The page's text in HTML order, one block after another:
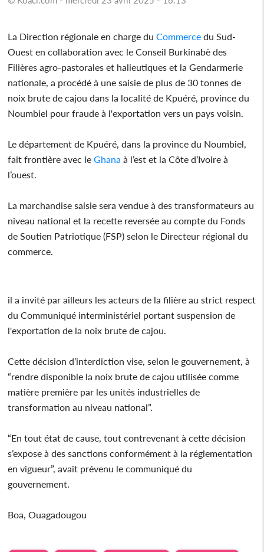
La Direction régionale en charge duCommerce du Sud-
Ouest en collaboration avec le Conseil Burkinabè des
Filières agro-pastorales et halieutiques et la Gendarmerie
nationale, a procédé à une saisie de plus de 30 tonnes de
noix brute de cajou dans la localité de Kpuéré, province du
Noumbiel pour fraude à l'exportation vers un pays voisin.
Le département de Kpuéré, dans la province du Noumbiel,
fait frontière avec leGhana à l’est et la Côte d’Ivoire à
l’ouest.
La marchandise saisie sera vendue à des transformateurs au
niveau national et la recette reversée au compte du Fonds
de Soutien Patriotique (FSP) selon le Directeur régional du
commerce.
il a invité par ailleurs les acteurs de la filière au strict respect
du Communiqué interministériel portant suspension de
l'exportation de la noix brute de cajou.
Cette décision d’interdiction vise, selon le gouvernement, à
“rendre disponible la noix brute de cajou utilisée comme
matière première par les unités industrielles de
transformation au niveau national”.
“En tout état de cause, tout contrevenant à cette décision
s’expose à des sanctions conformément à la réglementation
en vigueur”, avait prévenu le communiqué du
gouvernement.
Boa, Ouagadougou